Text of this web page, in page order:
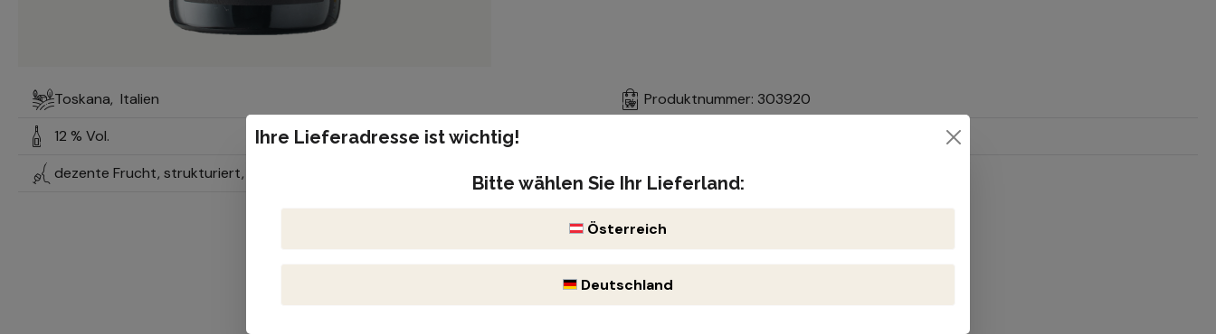
Toskana, Italien
12 % Vol.
dezente Frucht, strukturiert, elegante Säure
Produktnummer: 303920
Ihre Lieferadresse ist wichtig!
Bitte wählen Sie Ihr Lieferland:
Österreich
Deutschland